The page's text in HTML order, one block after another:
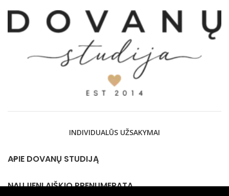
INDIVIDUALŪS UŽSAKYMAI
APIE DOVANŲ STUDIJĄ
NAUJIENLAIŠKIO PRENUMERATA